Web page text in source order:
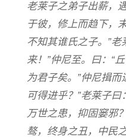
老莱子之弟子出薪，
于彼，修上而趋下，
不知其谁氏之子。”老
来！”仲尼至。曰：“
为君子矣。”仲尼揖而
可得进乎？”老莱子
万世之患，抑固窭邪
骜，终身之丑，中民